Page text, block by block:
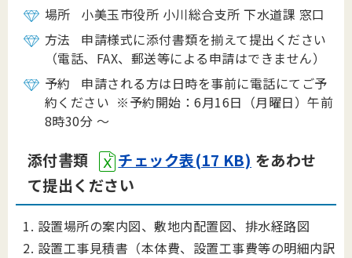
場所 小美玉市役所 小川総合支所 下水道課 窓口
方法 申請様式に添付書類を揃えて提出ください
（電話、FAX、郵送等による申請はできません）
予約 申請される方は日時を事前に電話にてご予
約ください ※予約開始：6月16日（月曜日）午前
8時30分 ～
添付書類 チェック表(17 KB) をあわせ
て提出ください
1. 設置場所の案内図、敷地内配置図、排水経路図
2. 設置工事見積書（本体費、設置工事費等の明細内訳